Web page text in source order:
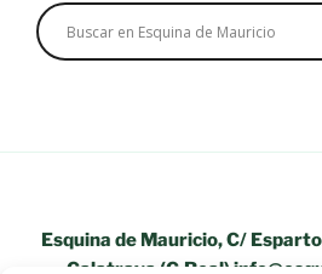
Esquina de Mauricio, C/
Calatrava (C.Real)